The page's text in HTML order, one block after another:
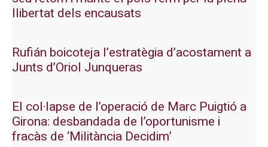
llibertat dels encausats
Rufián boicoteja l’estratègia d’acostament a
Junts d’Oriol Junqueras
El col·lapse de l’operació de Marc Puigtió a
Girona: desbandada de l’oportunisme i
fracàs de ‘Militància Decidim’